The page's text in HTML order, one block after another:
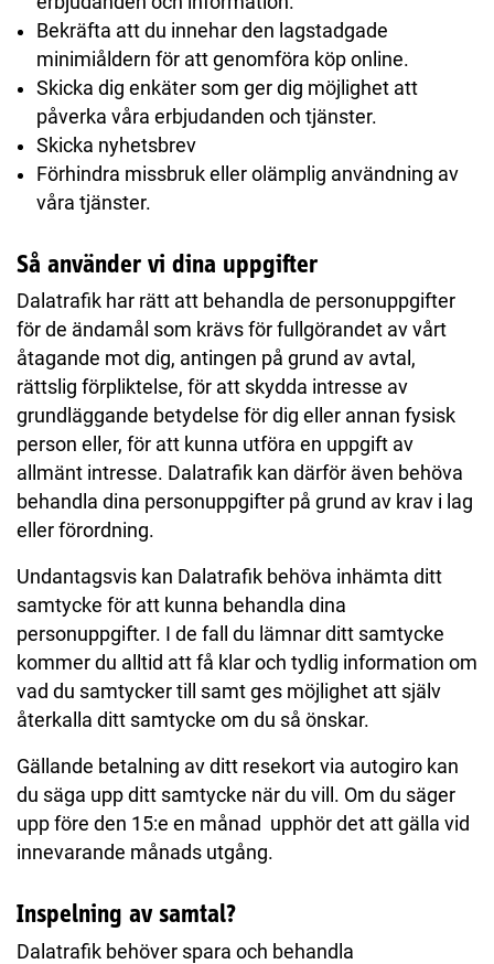
Bekräfta att du innehar den lagstadgade
minimiåldern för att genomföra köp online.
Skicka dig enkäter som ger dig möjlighet att
påverka våra erbjudanden och tjänster.
Skicka nyhetsbrev
Förhindra missbruk eller olämplig användning av
våra tjänster.
Så använder vi dina uppgifter
Dalatrafik har rätt att behandla de personuppgifter
för de ändamål som krävs för fullgörandet av vårt
åtagande mot dig, antingen på grund av avtal,
rättslig förpliktelse, för att skydda intresse av
grundläggande betydelse för dig eller annan fysisk
person eller, för att kunna utföra en uppgift av
allmänt intresse. Dalatrafik kan därför även behöva
behandla dina personuppgifter på grund av krav i lag
eller förordning.
Undantagsvis kan Dalatrafik behöva inhämta ditt
samtycke för att kunna behandla dina
personuppgifter. I de fall du lämnar ditt samtycke
kommer du alltid att få klar och tydlig information om
vad du samtycker till samt ges möjlighet att själv
återkalla ditt samtycke om du så önskar.
Gällande betalning av ditt resekort via autogiro kan
du säga upp ditt samtycke när du vill. Om du säger
upp före den 15:e en månad upphör det att gälla vid
innevarande månads utgång.
Inspelning av samtal?
Dalatrafik behöver spara och behandla